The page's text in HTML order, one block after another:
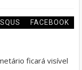
FACEBOOK
ficará visível